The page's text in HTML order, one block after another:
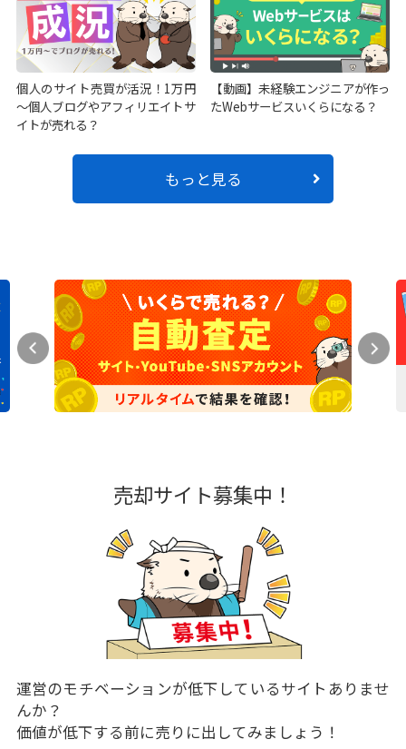
個人のサイト売買が活況！1万円
～個人ブログやアフィリエイトサ
イトが売れる？
【動画】未経験エンジニアが作っ
たWebサービスいくらになる？
もっと見る
売却サイト募集中！
運営のモチベーションが低下しているサイトありませ
んか？
価値が低下する前に売りに出してみましょう！